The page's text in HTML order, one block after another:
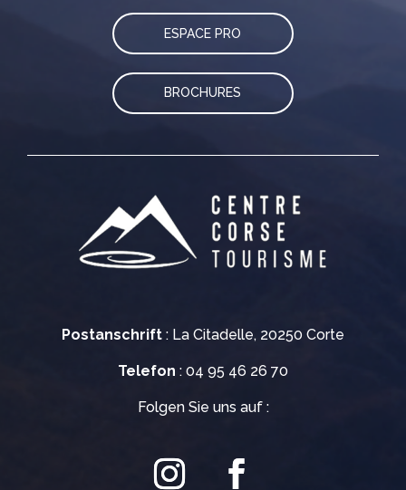
Postanschrift : La Citadelle, 20250 Corte
Telefon : 04 95 46 26 70
Folgen Sie uns auf :
ESPACE PRO
BROCHURES